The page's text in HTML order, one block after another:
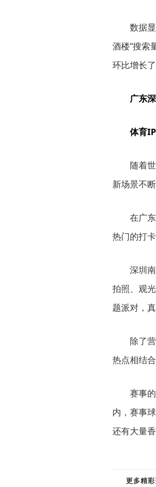
数据
酒楼”搜索
环比增长
广东
体育
随着
新场景不断
在广
热门的打卡
深圳
拍照、观
题派对，
除了
热点相结
赛事
内，赛事
还有大量
更多精